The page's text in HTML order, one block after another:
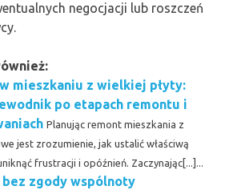
negocjacji lub roszczeń
mieszkaniu z wielkiej płyty:
po etapach remontu i
Planując remont mieszkania z
jest zrozumienie, jak ustalić właściwą
frustracji i opóźnień. Zaczynając[...]...
bez zgody wspólnoty